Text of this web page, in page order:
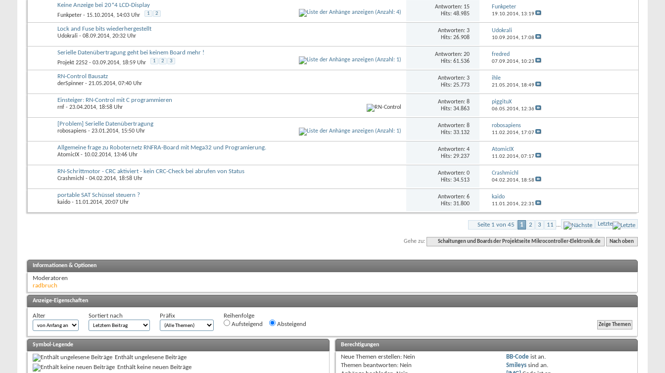
Keine Anzeige bei 20*4 LCD-Display
Funkpeter - 15.10.2014, 14:03 Uhr 1 2
Antworten: 15
Hits: 48.985
Funkpeter
19.10.2014, 13:19
Lock and Fuse bits wiederhergestellt
Udokrali - 08.09.2014, 20:32 Uhr
Antworten: 3
Hits: 26.908
Udokrali
10.09.2014, 17:08
Serielle Datenübertragung geht bei keinem Board mehr !
Projekt 2252 - 03.09.2014, 18:59 Uhr 1 2 3
Antworten: 20
Hits: 61.536
fredred
07.09.2014, 10:23
RN-Control Bausatz
derSpinner - 21.05.2014, 07:40 Uhr
Antworten: 3
Hits: 25.773
ihle
21.05.2014, 18:49
Einsteiger: RN-Control mit C programmieren
rnf - 23.04.2014, 18:58 Uhr
Antworten: 8
Hits: 34.863
piggituX
06.05.2014, 12:36
[Problem] Serielle Datenübertragung
robosapiens - 23.01.2014, 15:50 Uhr
Antworten: 8
Hits: 33.132
robosapiens
11.02.2014, 17:07
Allgemeine frage zu Roboternetz RNFRA-Board mit Mega32 und Programierung.
AtomicIX - 10.02.2014, 13:46 Uhr
Antworten: 4
Hits: 29.237
AtomicIX
11.02.2014, 07:17
RN-Schrittmotor - CRC aktiviert - kein CRC-Check bei abrufen von Status
Crashmichl - 04.02.2014, 18:58 Uhr
Antworten: 0
Hits: 34.513
Crashmichl
04.02.2014, 18:58
portable SAT Schüssel steuern ?
kaido - 11.01.2014, 20:07 Uhr
Antworten: 6
Hits: 31.800
kaido
11.01.2014, 22:31
Seite 1 von 45 1 2 3 11 ... Letzte
Gehe zu: Schaltungen und Boards der Projektseite Mikrocontroller-Elektronik.de Nach oben
Informationen & Optionen
Moderatoren
radbruch
Anzeige-Eigenschaften
Alter Sortiert nach Präfix
Reihenfolge
Aufsteigend
Absteigend
Symbol-Legende
Enthält ungelesene Beiträge
Enthält keine neuen Beiträge
Berechtigungen
Neue Themen erstellen: Nein
Themen beantworten: Nein
BB-Code istan.
Smileys sindan.